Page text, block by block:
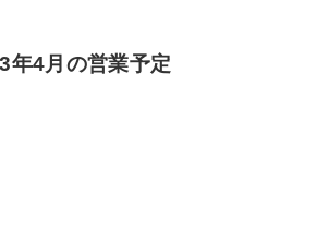
年4月の営業予定